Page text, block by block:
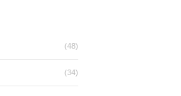
(48)
(34)